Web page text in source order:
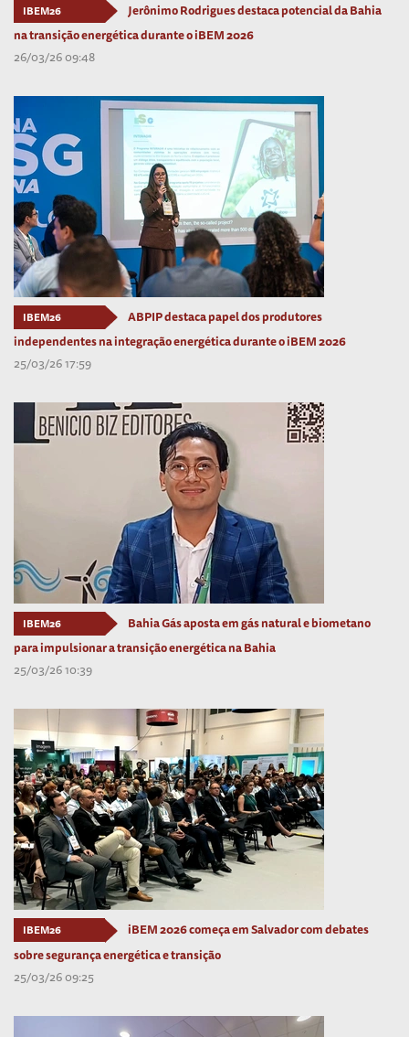
IBEM26
Jerônimo Rodrigues destaca potencial da Bahia
na transição energética durante o iBEM 2026
26/03/26 09:48
IBEM26
ABPIP destaca papel dos produtores
independentes na integração energética durante o iBEM 2026
25/03/26 17:59
IBEM26
Bahia Gás aposta em gás natural e biometano
para impulsionar a transição energética na Bahia
25/03/26 10:39
IBEM26
iBEM 2026 começa em Salvador com debates
sobre segurança energética e transição
25/03/26 09:25